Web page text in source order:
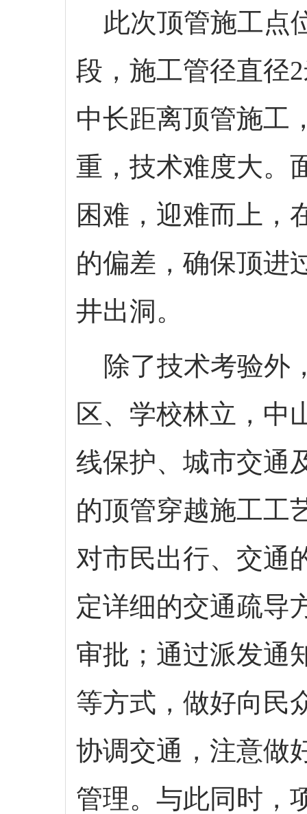
此次顶管施工点
段，施工管径直径
中长距离顶管施工
重，技术难度大。
困难，迎难而上，
的偏差，确保顶进
井出洞。
除了技术考验外
区、学校林立，中
线保护、城市交通
的顶管穿越施工工
对市民出行、交通
定详细的交通疏导
审批；通过派发通
等方式，做好向民
协调交通，注意做
管理。与此同时，